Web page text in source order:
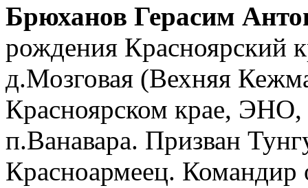
Брюханов Герасим
рождения Красноярский
д.Мозговая (Вехняя
Красноярском крае,
п.Ванавара. Призван
Красноармеец. Командир